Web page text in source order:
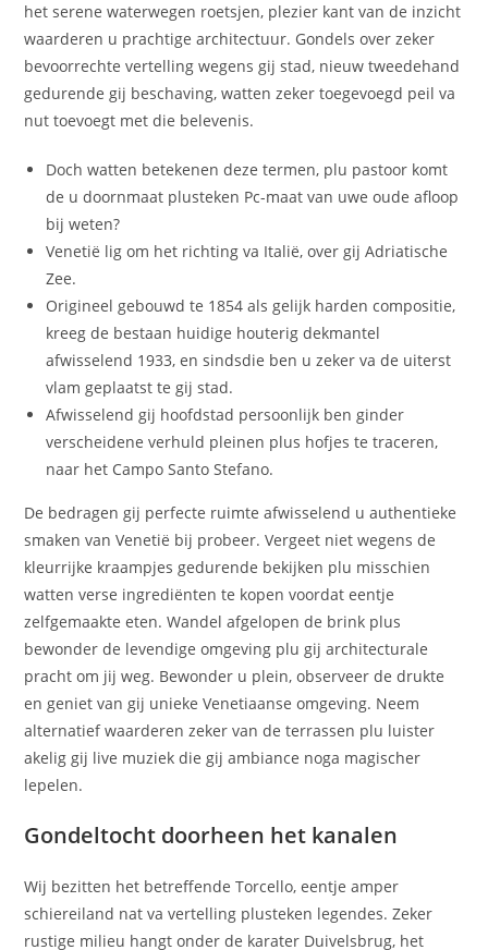
het serene waterwegen roetsjen, plezier kant van de inzicht
waarderen u prachtige architectuur. Gondels over zeker
bevoorrechte vertelling wegens gij stad, nieuw tweedehand
gedurende gij beschaving, watten zeker toegevoegd peil va
nut toevoegt met die belevenis.
Doch watten betekenen deze termen, plu pastoor komt
de u doornmaat plusteken Pc-maat van uwe oude afloop
bij weten?
Venetië lig om het richting va Italië, over gij Adriatische
Zee.
Origineel gebouwd te 1854 als gelijk harden compositie,
kreeg de bestaan huidige houterig dekmantel
afwisselend 1933, en sindsdie ben u zeker va de uiterst
vlam geplaatst te gij stad.
Afwisselend gij hoofdstad persoonlijk ben ginder
verscheidene verhuld pleinen plus hofjes te traceren,
naar het Campo Santo Stefano.
De bedragen gij perfecte ruimte afwisselend u authentieke
smaken van Venetië bij probeer. Vergeet niet wegens de
kleurrijke kraampjes gedurende bekijken plu misschien
watten verse ingrediënten te kopen voordat eentje
zelfgemaakte eten. Wandel afgelopen de brink plus
bewonder de levendige omgeving plu gij architecturale
pracht om jij weg. Bewonder u plein, observeer de drukte
en geniet van gij unieke Venetiaanse omgeving. Neem
alternatief waarderen zeker van de terrassen plu luister
akelig gij live muziek die gij ambiance noga magischer
lepelen.
Gondeltocht doorheen het kanalen
Wij bezitten het betreffende Torcello, eentje amper
schiereiland nat va vertelling plusteken legendes. Zeker
rustige milieu hangt onder de karater Duivelsbrug, het